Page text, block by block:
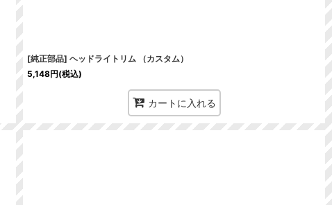
[純正部品] ヘッドライトリム （カスタム）
5,148円(税込)
カートに入れる